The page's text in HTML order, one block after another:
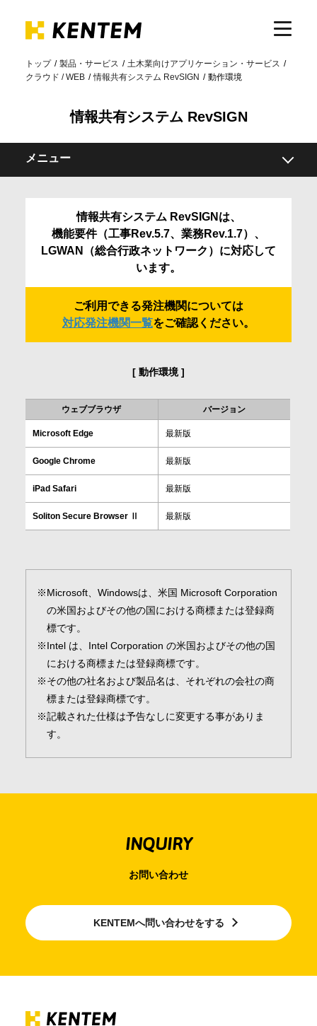
製品・サービス
導入事例
サポート
会社情報
お問合せ・申込
サイト内検索
マイページ
トップ 製品・サービス
土木業向けアプリケーション・サービス
クラウド / WEB
情報共有システム RevSIGN 動作環境
情報共有システム RevSIGN
メニュー
機能
導入事例
遠隔臨場連携
対応発注機関一覧
関連製品
情報共有システム RevSIGNは、
機能要件（工事Rev.5.7、業務Rev.1.7）、
LGWAN（総合行政ネットワーク）に対応して
います。
ご利用できる発注機関については
対応発注機関一覧をご確認ください。
動作環境
ウェブブラウザ バージョン
Microsoft Edge 最新版
Google Chrome 最新版
iPad Safari 最新版
Soliton Secure Browser Ⅱ 最新版
Microsoft、Windowsは、米国 Microsoft Corporation
の米国およびその他の国における商標または登録商
標です。
Intel は、Intel Corporation の米国およびその他の国
における商標または登録商標です。
その他の社名および製品名は、それぞれの会社の商
標または登録商標です。
記載された仕様は予告なしに変更する事がありま
す。
INQUIRY
お問い合わせ
KENTEMへ問い合わせをする